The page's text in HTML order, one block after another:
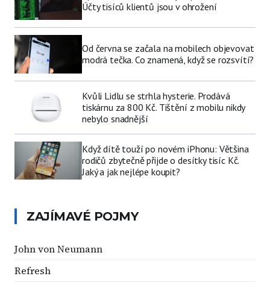
Účty tisíců klientů jsou v ohrožení
Od června se začala na mobilech objevovat
modrá tečka. Co znamená, když se rozsvítí?
Kvůli Lidlu se strhla hysterie. Prodává
tiskárnu za 800 Kč. Tištění z mobilu nikdy
nebylo snadnější
Když dítě touží po novém iPhonu: Většina
rodičů zbytečně přijde o desítky tisíc Kč.
Jaký a jak nejlépe koupit?
ZAJÍMAVÉ POJMY
John von Neumann
Refresh